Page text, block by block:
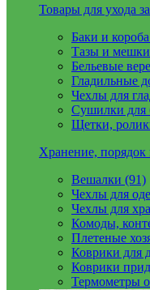
Товары для ухода
Баки и
Тазы и
Бельевые
Гладильные
Чехлы для
Сушилки для
Щетки,
Хранение,
Вешалки (91)
Чехлы для
Чехлы для
Комоды,
Плетеные
Коврики для
Коврики
Термометры